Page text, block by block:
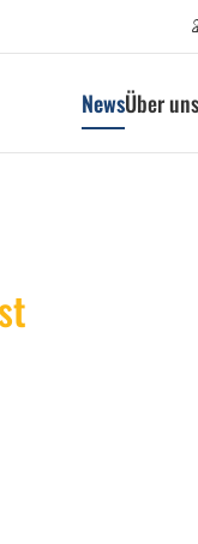
NewsÜber uns